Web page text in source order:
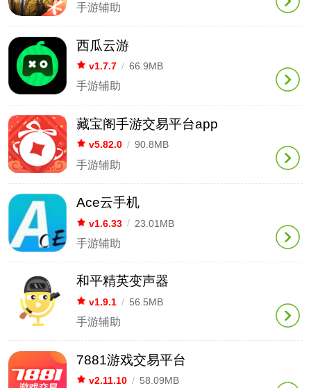
手游辅助
西瓜云游
v1.7.7 / 66.9MB
手游辅助
藏宝阁手游交易平台app
v5.82.0 / 90.8MB
手游辅助
Ace云手机
v1.6.33 / 23.01MB
手游辅助
和平精英变声器
v1.9.1 / 56.5MB
手游辅助
7881游戏交易平台
v2.11.10 / 58.09MB